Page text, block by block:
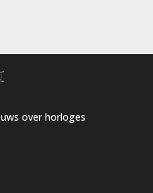
over horloges